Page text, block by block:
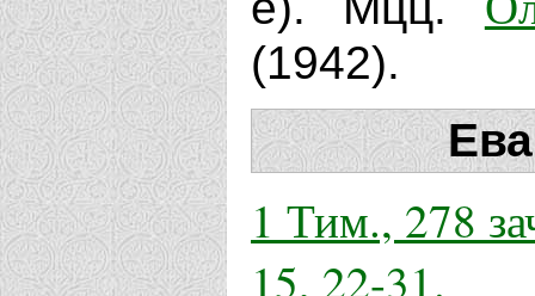
(1942).
1 Тим., 278
15, 22-31.